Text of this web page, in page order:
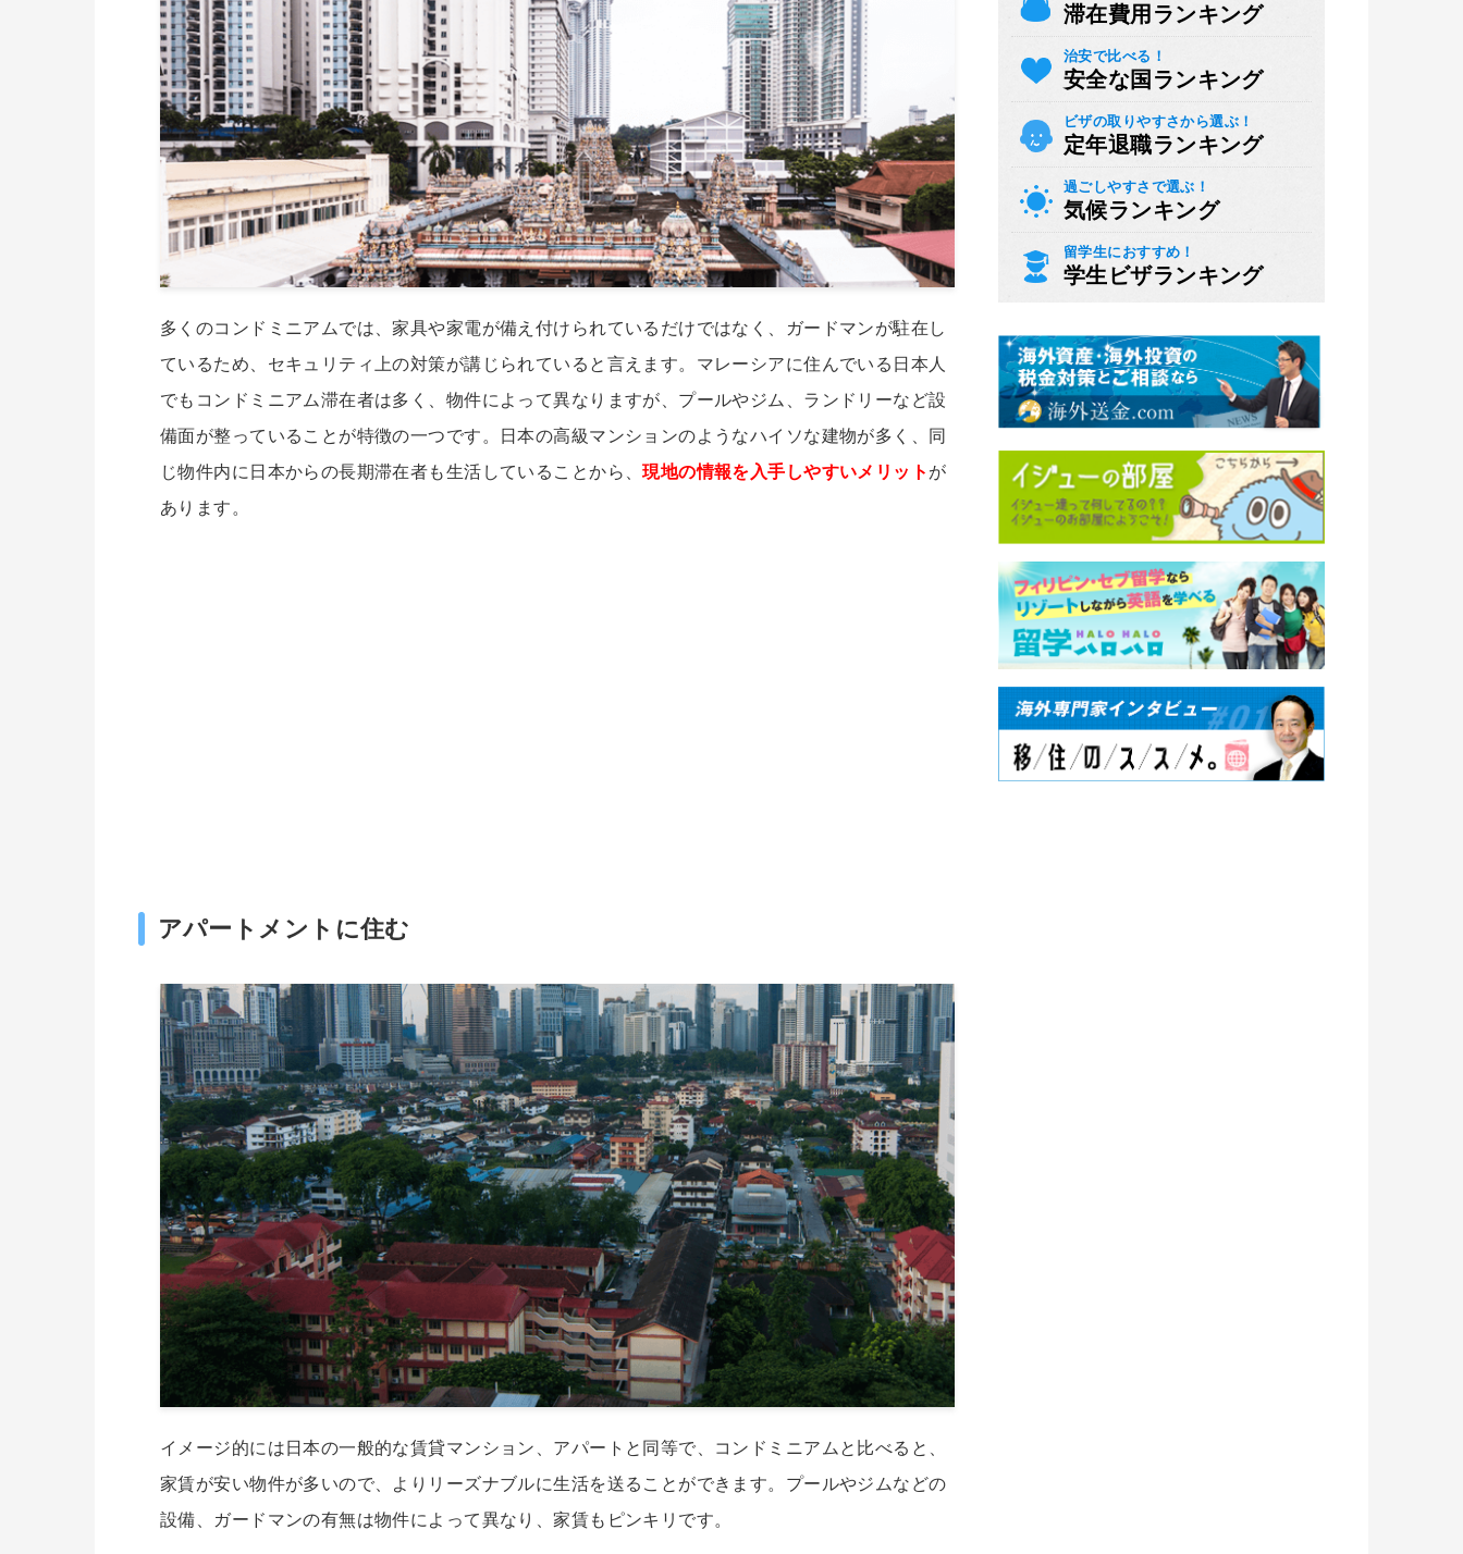
多くのコンドミニアムでは、家具や家電が備え付けられているだけではなく、ガードマンが駐在し
ているため、セキュリティ上の対策が講じられていると言えます。マレーシアに住んでいる日本人
でもコンドミニアム滞在者は多く、物件によって異なりますが、プールやジム、ランドリーなど設
備面が整っていることが特徴の一つです。日本の高級マンションのようなハイソな建物が多く、同
じ物件内に日本からの長期滞在者も生活していることから、現地の情報を入手しやすいメリット が
あります。
アパートメントに住む
イメージ的には日本の一般的な賃貸マンション、アパートと同等で、コンドミニアムと比べると、
家賃が安い物件が多いので、よりリーズナブルに生活を送ることができます。プールやジムなどの
設備、ガードマンの有無は物件によって異なり、家賃もピンキリです。
滞在費用ランキング
治安で比べる！
安全な国ランキング
ビザの取りやすさから選ぶ！
定年退職ランキング
過ごしやすさで選ぶ！
気候ランキング
留学生におすすめ！
学生ビザランキング